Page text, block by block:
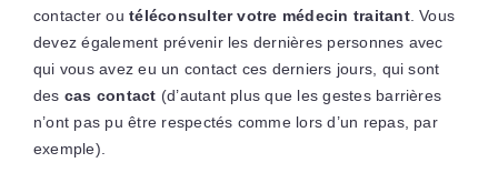
contacter outéléconsulter votre médecin traitant. Vous
devez également prévenir les dernières personnes avec
qui vous avez eu un contact ces derniers jours, qui sont
des cas contact (d’autant plus que les gestes barrières
n’ont pas pu être respectés comme lors d’un repas, par
exemple).